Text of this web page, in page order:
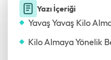
Yazı İçeriği
Yavaş Yavaş Kilo
Kilo Almaya Yönelik